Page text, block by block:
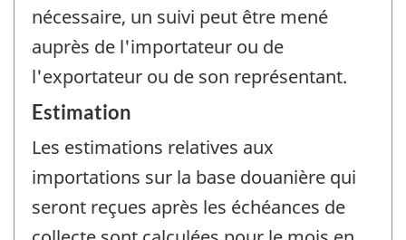
nécessaire, un suivi peut être mené
auprès de l'importateur ou de
l'exportateur ou de son représentant.
Estimation
Les estimations relatives aux
importations sur la base douanière qui
seront reçues après les échéances de